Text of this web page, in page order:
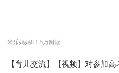
米乐妈妈8 1.5万阅读
【育儿交流】【视频】对参加